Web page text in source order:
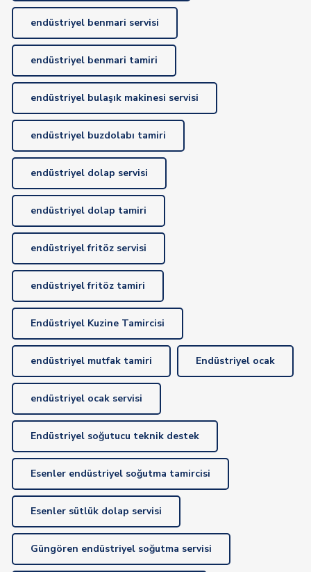
endüstriyel benmari servisi
endüstriyel benmari tamiri
endüstriyel bulaşık makinesi servisi
endüstriyel buzdolabı tamiri
endüstriyel dolap servisi
endüstriyel dolap tamiri
endüstriyel fritöz servisi
endüstriyel fritöz tamiri
Endüstriyel Kuzine Tamircisi
endüstriyel mutfak tamiri Endüstriyel ocak
endüstriyel ocak servisi
Endüstriyel soğutucu teknik destek
Esenler endüstriyel soğutma tamircisi
Esenler sütlük dolap servisi
Güngören endüstriyel soğutma servisi